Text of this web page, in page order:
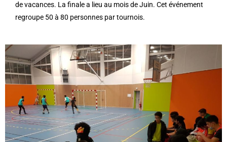
de vacances. La finale a lieu au mois de Juin. Cet événement
regroupe 50 à 80 personnes par tournois.